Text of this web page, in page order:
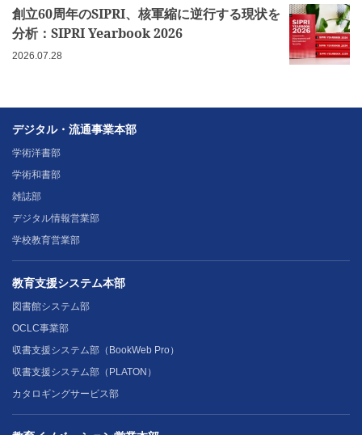
創立60周年のSIPRI、核軍縮に逆行する現状を
分析：SIPRI Yearbook 2026
2026.07.28
デジタル・流通事業本部
学術洋書部
学術和書部
雑誌部
デジタル情報営業部
学校教育営業部
教育支援システム本部
図書館システム部
OCLC事業部
収書支援システム部（BookWeb Pro）
収書支援システム部（PLATON）
カタロギングサービス部